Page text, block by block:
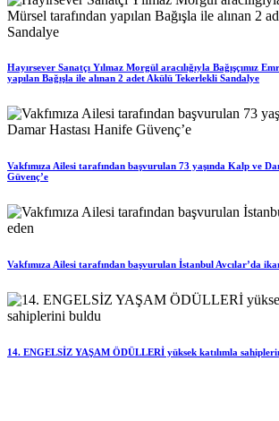
Hayırsever Sanatçı Yılmaz Morgül aracılığıyla Bağışçımız
yapılan Bağışla ile alınan 2 adet Akülü Tekerlekli Sandalye
Vakfımıza Ailesi tarafından başvurulan 73 yaşında Kalp ve
Güvenç’e
Vakfımıza Ailesi tarafından başvurulan İstanbul Avcılar’da
14. ENGELSİZ YAŞAM ÖDÜLLERİ yüksek katılımla